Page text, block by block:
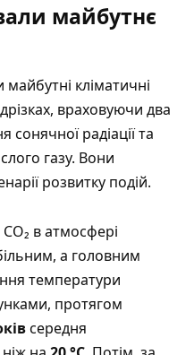
майбутнє
кліматичні
враховуючи два
радіації та
газу. Вони
розвитку подій.
в атмосфері
а головним
температури
протягом
середня